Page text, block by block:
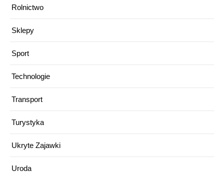
Rolnictwo
Sklepy
Sport
Technologie
Transport
Turystyka
Ukryte Zajawki
Uroda